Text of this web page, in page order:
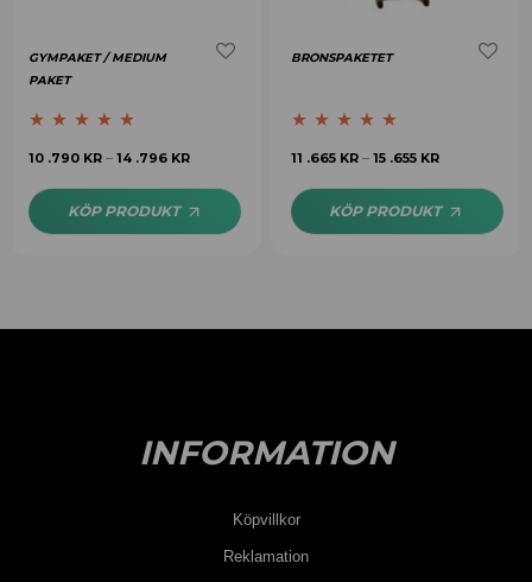
GYMPAKET / MEDIUM
PAKET
Betygsatt4.63
10 .790 KR –14 .796 KR
KÖP PRODUKT
BRONSPAKETET
Betygsatt 4.75
11 .665 KR – 15 .655 KR
KÖP PRODUKT
INFORMATION
Köpvillkor
Reklamation